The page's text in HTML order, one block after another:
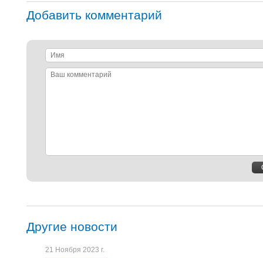
Добавить комментарий
Имя
Ваш
Другие новости
21 Ноября 2023 г.